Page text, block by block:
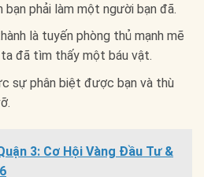
phải làm một người bạn đã.
là tuyến phòng thủ mạnh mẽ
đã tìm thấy một báu vật.
sự phân biệt được bạn và thù
3: Cơ Hội Vàng Đầu Tư &